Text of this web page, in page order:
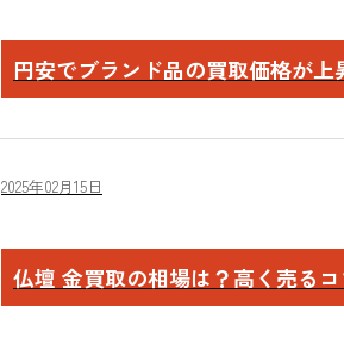
円安でブランド品の買取価格が
2025年02月15日
仏壇 金買取の相場は？高く売るコ